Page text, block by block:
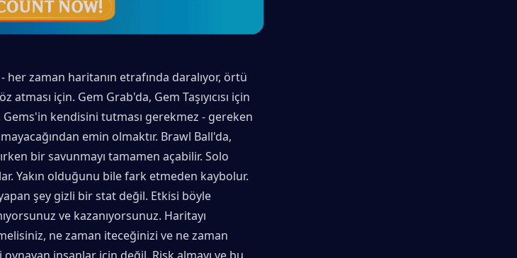
zaman haritanın etrafında daralıyor, örtü
atması için. Gem Grab'da, Gem Taşıyıcısı için
kendisini tutması gerekmez - gereken
emin olmaktır. Brawl Ball'da,
bir savunmayı tamamen açabilir. Solo
Yakın olduğunu bile fark etmeden kaybolur.
şey gizli bir stat değil. Etkisi böyle
ve kazanıyorsunuz. Haritayı
ne zaman iteceğinizi ve ne zaman